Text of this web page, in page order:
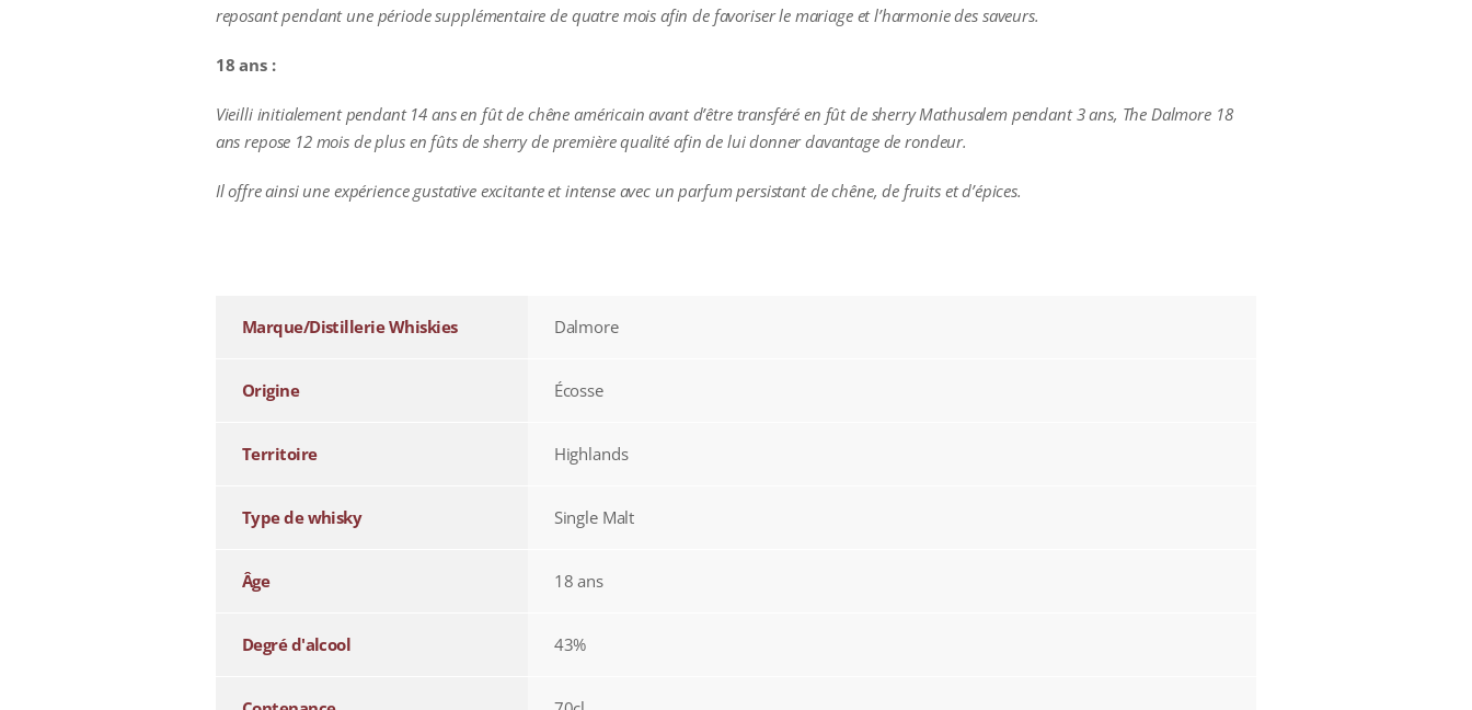
reposant pendant une période supplémentaire de quatre mois afin de favoriser le mariage et l’harmonie des saveurs.
18 ans :
Vieilli initialement pendant 14 ans en fût de chêne américain avant d’être transféré en fût de sherry Mathusalem pendant 3 ans, The Dalmore 18
ans repose 12 mois de plus en fûts de sherry de première qualité afin de lui donner davantage de rondeur.
Il offre ainsi une expérience gustative excitante et intense avec un parfum persistant de chêne, de fruits et d’épices.
Marque/Distillerie Whiskies Dalmore
Origine Écosse
Territoire Highlands
Type de whisky Single Malt
Âge 18 ans
Degré d'alcool 43%